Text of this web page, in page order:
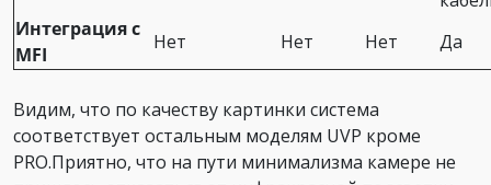
Интеграция с
MFI
Нет Нет Нет Да
Видим, что по качеству картинки система
соответствует остальным моделям UVP кроме
PRO.Приятно, что на пути минимализма камере не